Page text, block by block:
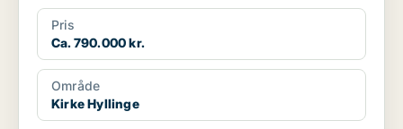
Pris
Ca. 790.000 kr.
Område
Kirke Hyllinge